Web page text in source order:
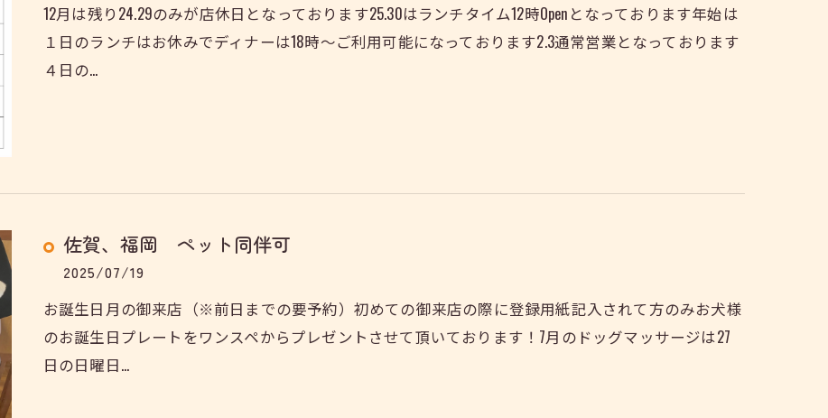
12月は残り24.29のみが店休日となっております25.30はランチタイム12時Openとなっております年始は
１日のランチはお休みでディナーは18時～ご利用可能になっております2.3通常営業となっております
４日の…
佐賀、福岡 ペット同伴可
2025/07/19
お誕生日月の御来店（※前日までの要予約）初めての御来店の際に登録用紙記入されて方のみお犬様
のお誕生日プレートをワンスペからプレゼントさせて頂いております！7月のドッグマッサージは27
日の日曜日…